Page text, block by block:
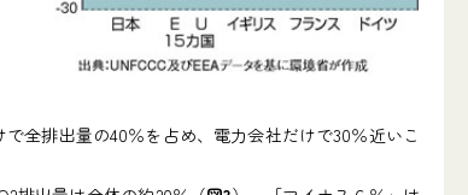
全排出量の40％を占め、電力会社だけで30％近いこ